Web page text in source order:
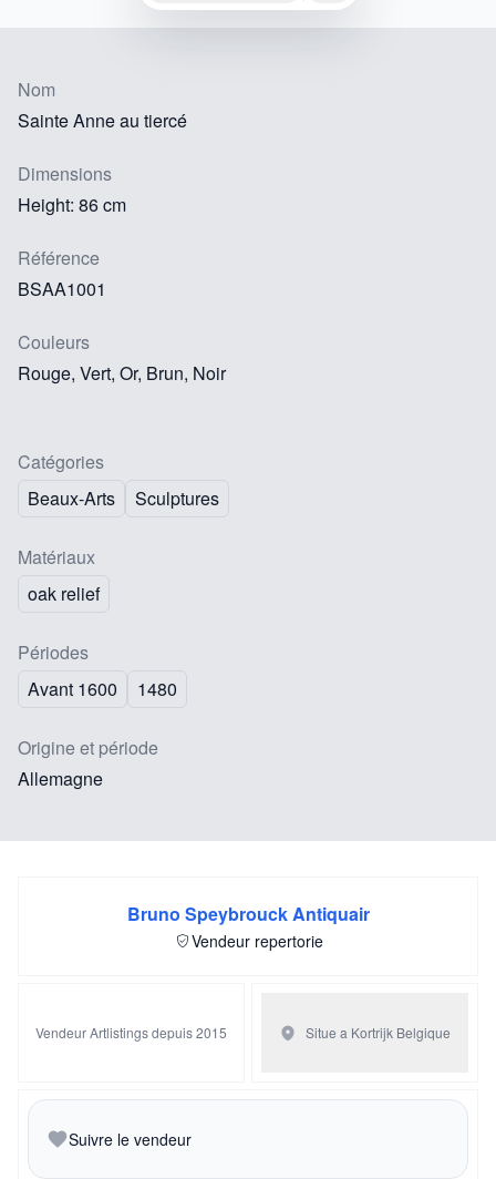
Nom
Sainte Anne au tiercé
Dimensions
Height: 86 cm
Référence
BSAA1001
Couleurs
Rouge, Vert, Or, Brun, Noir
Catégories
Beaux-Arts
Sculptures
Matériaux
oak relief
Périodes
Avant 1600
1480
Origine et période
Allemagne
Bruno Speybrouck Antiquair
Vendeur repertorie
Vendeur Artlistings depuis 2015 Situe a Kortrijk Belgique
Suivre le vendeur